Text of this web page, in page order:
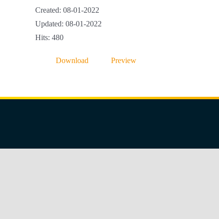
Created: 08-01-2022
Updated: 08-01-2022
Hits: 480
Download Preview